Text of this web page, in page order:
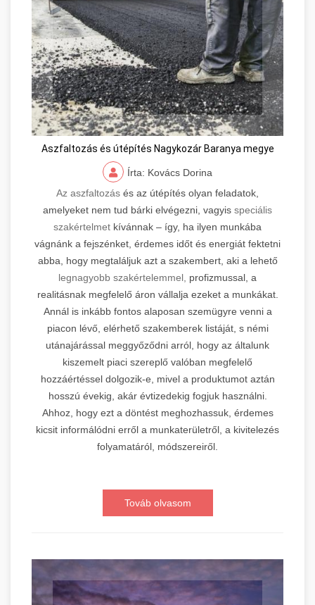
Aszfaltozás és útépítés Nagykozár Baranya megye
Írta: Kovács Dorina
Az aszfaltozás és az útépítés olyan feladatok,
amelyeket nem tud bárki elvégezni, vagyis speciális
szakértelmet kívánnak – így, ha ilyen munkába
vágnánk a fejszénket, érdemes időt és energiát fektetni
abba, hogy megtaláljuk azt a szakembert, aki a lehető
legnagyobb szakértelemmel, profizmussal, a
realitásnak megfelelő áron vállalja ezeket a munkákat.
Annál is inkább fontos alaposan szemügyre venni a
piacon lévő, elérhető szakemberek listáját, s némi
utánajárással meggyőződni arról, hogy az általunk
kiszemelt piaci szereplő valóban megfelelő
hozzáértéssel dolgozik-e, mivel a produktumot aztán
hosszú évekig, akár évtizedekig fogjuk használni.
Ahhoz, hogy ezt a döntést meghozhassuk, érdemes
kicsit informálódni erről a munkaterületről, a kivitelezés
folyamatáról, módszereiről.
Továb olvasom